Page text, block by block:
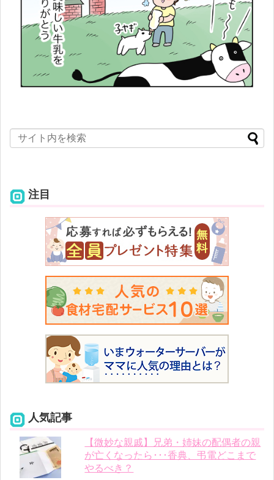
注目
人気記事
【微妙な親戚】兄弟・姉妹の配偶者の親
が亡くなったら･･･香典、弔電どこまで
やるべき？